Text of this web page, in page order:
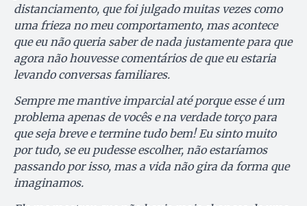
distanciamento, que foi julgado muitas vezes como
uma frieza no meu comportamento, mas acontece
que eu não queria saber de nada justamente para que
agora não houvesse comentários de que eu estaria
levando conversas familiares.
Sempre me mantive imparcial até porque esse é um
problema apenas de vocês e na verdade torço para
que seja breve e termine tudo bem! Eu sinto muito
por tudo, se eu pudesse escolher, não estaríamos
passando por isso, mas a vida não gira da forma que
imaginamos.